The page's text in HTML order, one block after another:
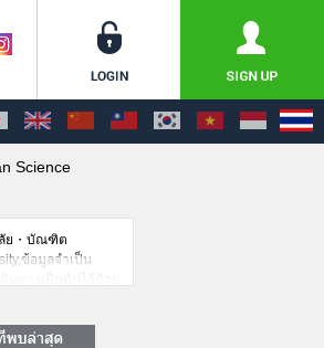
Science
ลัย・บัณฑิต
ข้อมูลจำเป็น
ทางเป็นต้นไว้ด้วย